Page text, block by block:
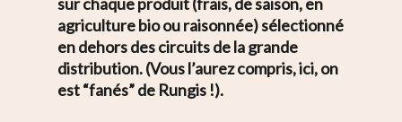
agriculture bio ou raisonnée) sélectionné
en dehors des circuits de la grande
distribution. (Vous l’aurez compris, ici, on
est “fanés” de Rungis !).